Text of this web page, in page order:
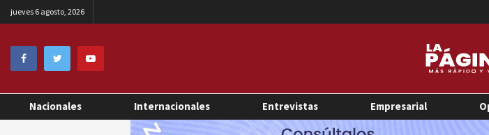
jueves 6 agosto, 2026
Nacionales Internacionales Entrevistas Empresarial